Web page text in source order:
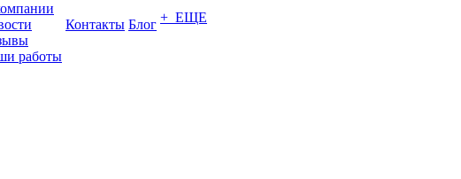
работы
Контакты Блог + ЕЩЕ